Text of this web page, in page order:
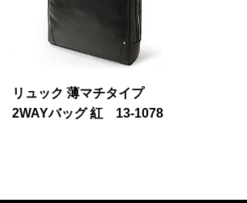
リュック 薄マチタイプ
2WAYバッグ 紅 13-1078